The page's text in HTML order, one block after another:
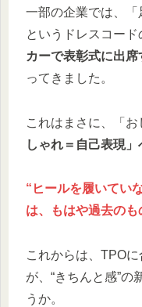
一部の企業では、「
というドレスコード
カーで表彰式に出
ってきました。
これはまさに、「お
しゃれ＝自己表現
“ヒールを履いてい
は、もはや過去のも
これからは、TPO
が、“きちんと感”の
うか。